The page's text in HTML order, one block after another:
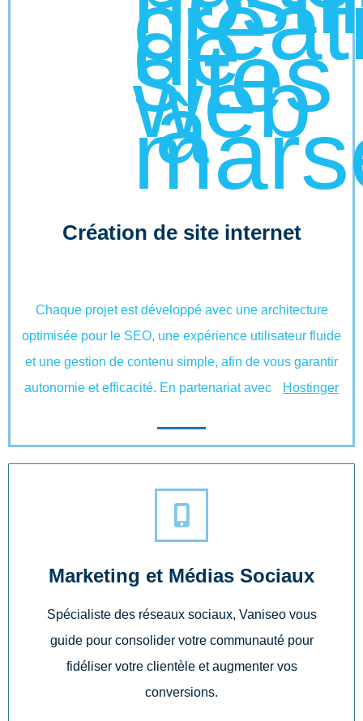
Création de site internet
Chaque projet est développé avec une architecture
optimisée pour le SEO, une expérience utilisateur fluide
et une gestion de contenu simple, afin de vous garantir
autonomie et efficacité. En partenariat avec
Hostinger
Marketing et Médias Sociaux
Spécialiste des réseaux sociaux, Vaniseo vous
guide pour consolider votre communauté pour
fidéliser votre clientèle et augmenter vos
conversions.